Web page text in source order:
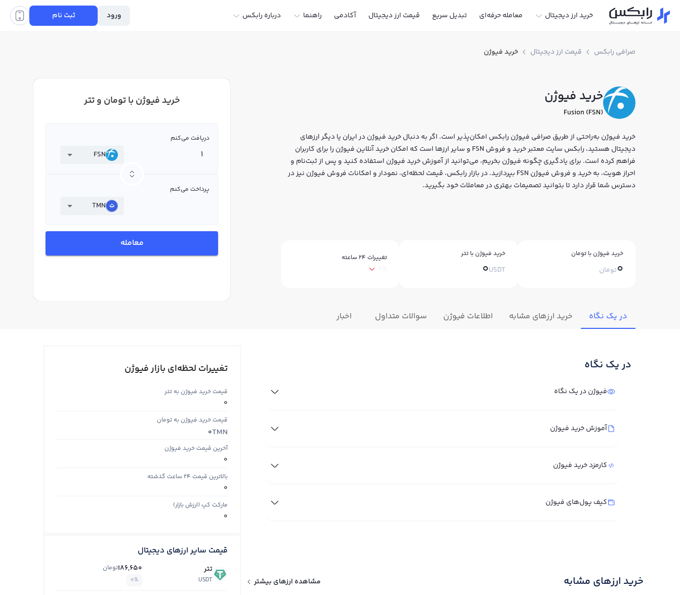
خرید ارز دیجیتال معامله حرفه‌ای تبدیل سریع قیمت ارز دیجیتال آکادمی راهنما درباره رابکس ورود ثبت نام
صرافی رابکس قیمت ارز دیجیتال خرید فیوژن
خرید فیوژن
Fusion (FSN)
خرید فیوژن به‌راحتی از طریق صرافی فیوژن رابکس امکان‌پذیر است. اگر به دنبال خرید فیوژن در ایران یا دیگر ارزهای
دیجیتال هستید، رابکس سایت معتبر خرید و فروش FSN و سایر ارزها است که امکان خرید آنلاین فیوژن را برای کاربران
فراهم کرده است. برای یادگیری چگونه فیوژن بخریم، می‌توانید از آموزش خرید فیوژن استفاده کنید و پس از ثبت‌نام و
احراز هویت، به خرید و فروش فیوژن FSN بپردازید. در بازار رابکس، قیمت لحظه‌ای، نمودار و امکانات فروش فیوژن نیز در
دسترس شما قرار دارد تا بتوانید تصمیمات بهتری در معاملات خود بگیرید.
خرید فیوژن با تومان
0تومان
خرید فیوژن با تتر
0USDT
تغییرات ۲۴ ساعته
خرید فیوژن با تومان و تتر
دریافت می‌کنم
FSN
پرداخت می‌کنم
TMN
معامله
در یک نگاه خرید ارزهای مشابه اطلاعات فیوژن سوالات متداول اخبار
در یک نگاه
فیوژن در یک نگاه
آموزش خرید فیوژن
کارمزد خرید فیوژن
کیف پول‌های فیوژن
خرید ارزهای مشابه مشاهده ارزهای بیشتر
تغییرات لحظه‌ای بازار فیوژن
قیمت خرید فیوژن به تتر
0
قیمت خرید فیوژن به تومان
TMN
0
آخرین قیمت خرید فیوژن
0
بالاترین قیمت ۲۴ ساعت گذشته
0
مارکت کپ (ارزش بازار)
0
قیمت سایر ارزهای دیجیتال
تتر
USDT
186,650تومان
0%